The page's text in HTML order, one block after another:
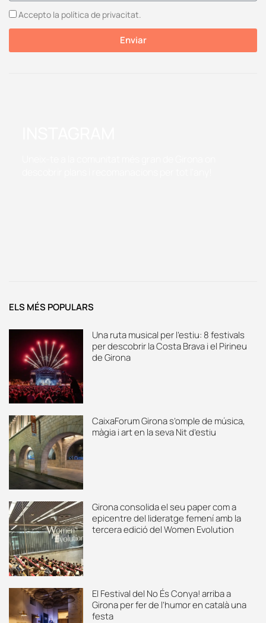
Accepto la política de privacitat.
Enviar
ELS MÉS POPULARS
Una ruta musical per l’estiu: 8 festivals
per descobrir la Costa Brava i el Pirineu
de Girona
CaixaForum Girona s’omple de música,
màgia i art en la seva Nit d’estiu
Girona consolida el seu paper com a
epicentre del lideratge femení amb la
tercera edició del Women Evolution
El Festival del No És Conya! arriba a
Girona per fer de l’humor en català una
festa